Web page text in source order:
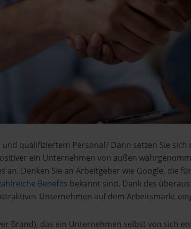
qualifiziertem Personal? Dann setzen Sie
ein Unternehmen von außen
an. Denken Sie an Arbeitgeber wie Google, die
Benefits bekannt sind. Dank des
Unternehmen auf dem Arbeitsmarkt
Brand), das ein Unternehmen selbst von sich